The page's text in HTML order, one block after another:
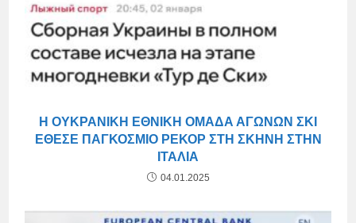
Η ΟΥΚΡΑΝΙΚΉ ΕΘΝΙΚΉ ΟΜΆΔΑ ΑΓΏΝΩΝ ΣΚΙ
ΈΘΕΣΕ ΠΑΓΚΌΣΜΙΟ ΡΕΚΌΡ ΣΤΗ ΣΚΗΝΉ ΣΤΗΝ
ΙΤΑΛΊΑ
04.01.2025